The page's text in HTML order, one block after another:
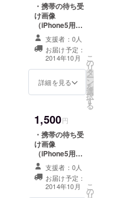
・携帯の待ち受
け画像
（iPhone5用）5
点セットをお送
りいたします。
支援者：0人
お届け予定：
2014年10月
詳細を見る
こ
の
リ
タ
ー
ン
を
選
択
す
る
1,500円
・携帯の待ち受
け画像
（iPhone5用）5
点セットをお送
りいたします。
・「hobo
collection」オリ
支援者：0人
お届け予定：
2014年10月
こ
の